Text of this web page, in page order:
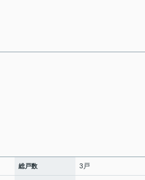
総戸数 3戸